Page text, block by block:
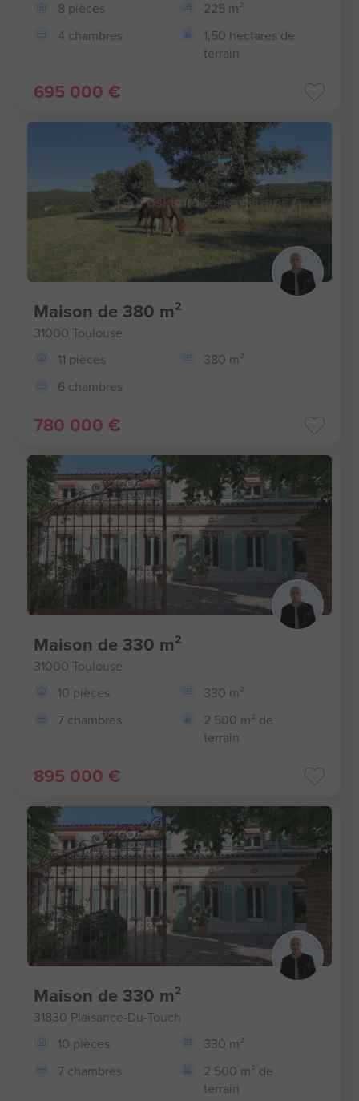
8 pièces
225 m²
4 chambres
1,50 hectares de
terrain
695 000 €
Maison de 380 m²
31000 Toulouse
11 pièces
380 m²
6 chambres
780 000 €
Maison de 330 m²
31000 Toulouse
10 pièces
330 m²
7 chambres
2 500 m² de
terrain
895 000 €
Maison de 330 m²
31830 Plaisance-Du-Touch
10 pièces
330 m²
7 chambres
2 500 m² de
terrain